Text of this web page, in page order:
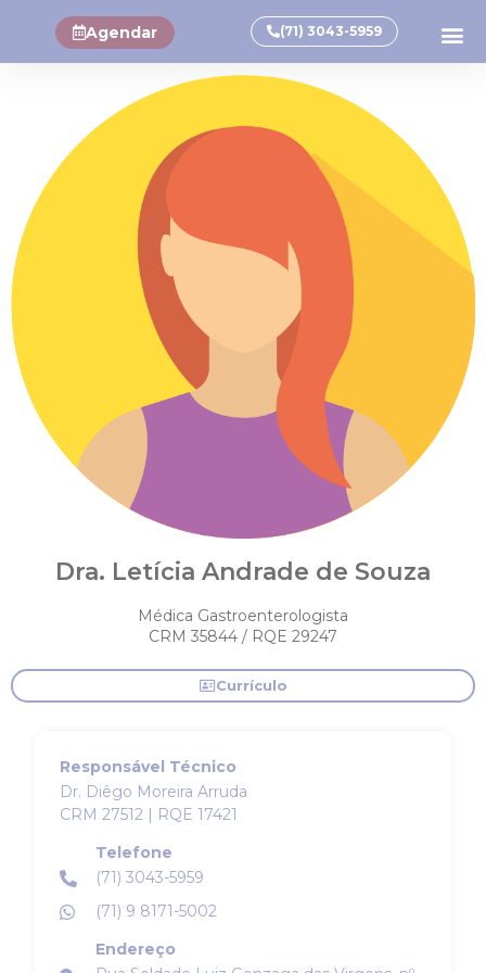
Agendar (71) 3043-5959
Dra. Letícia Andrade de Souza
Médica Gastroenterologista
CRM 35844 / RQE 29247
Currículo
Responsável Técnico
Dr. Diêgo Moreira Arruda
CRM 27512 | RQE 17421
Telefone
(71) 3043-5959
(71) 9 8171-5002
Endereço